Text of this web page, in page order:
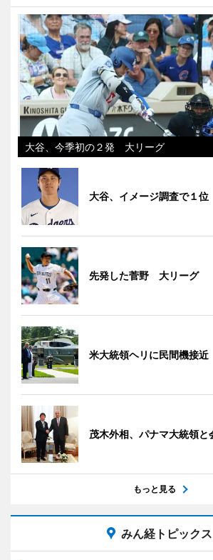
大谷、今季初の２発 大リーグ
大谷、イメージ調査で１位
先発した菅野 大リーグ
米大統領ヘリに民間機接近
茂木外相、パナマ大統領と
もっと見る
みん経トピックス